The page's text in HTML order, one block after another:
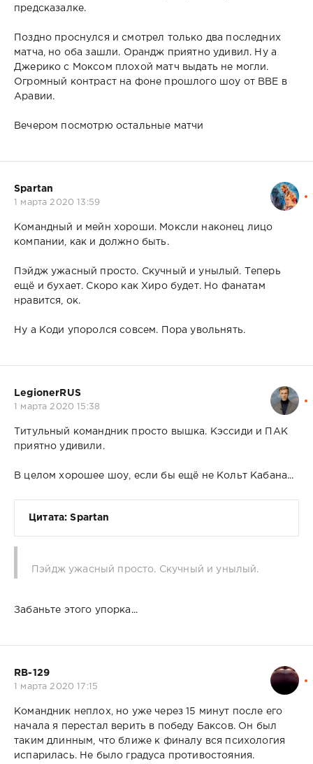
предсказалке.
Поздно проснулся и смотрел только два последних
матча, но оба зашли. Орандж приятно удивил. Ну а
Джерико с Моксом плохой матч выдать не могли.
Огромный контраст на фоне прошлого шоу от ВВЕ в
Аравии.
Вечером посмотрю остальные матчи
Spartan
1 марта 2020 13:59
Командный и мейн хороши. Моксли наконец лицо
компании, как и должно быть.
Пэйдж ужасный просто. Скучный и унылый. Теперь
ещё и бухает. Скоро как Хиро будет. Но фанатам
нравится, ок.
Ну а Коди упоролся совсем. Пора увольнять.
LegionerRUS
1 марта 2020 15:38
Титульный командник просто вышка. Кэссиди и ПАК
приятно удивили.
В целом хорошее шоу, если бы ещё не Кольт Кабана...
Цитата: Spartan
Пэйдж ужасный просто. Скучный и унылый.
Забаньте этого упорка...
RB-129
1 марта 2020 17:15
Командник неплох, но уже через 15 минут после его
начала я перестал верить в победу Баксов. Он был
таким длинным, что ближе к финалу вся психология
испарилась. Не было градуса противостояния.